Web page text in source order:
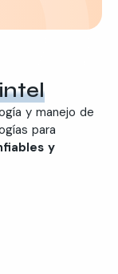
y manejo de
para
y